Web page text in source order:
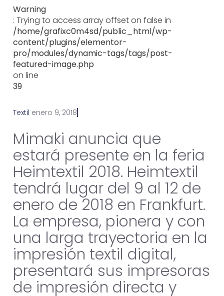
Warning
: Trying to access array offset on false in
/home/grafixc0m4sd/public_html/wp-
content/plugins/elementor-
pro/modules/dynamic-tags/tags/post-
featured-image.php
on line
39
Textil enero 9, 2018
Mimaki anuncia que
estará presente en la feria
Heimtextil 2018. Heimtextil
tendrá lugar del 9 al 12 de
enero de 2018 en Frankfurt.
La empresa, pionera y con
una larga trayectoria en la
impresión textil digital,
presentará sus impresoras
de impresión directa y